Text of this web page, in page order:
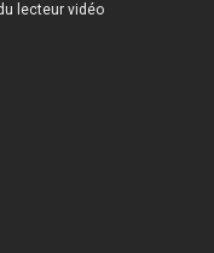
lecteur vidéo